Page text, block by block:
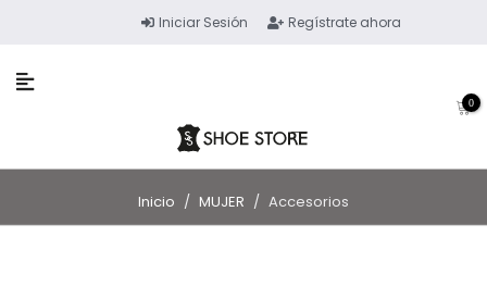
Iniciar Sesión Regístrate ahora
0
Inicio / MUJER / Accesorios